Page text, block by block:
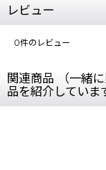
レビュー
0件のレビュー
関連商品 （一緒
品を紹介していま